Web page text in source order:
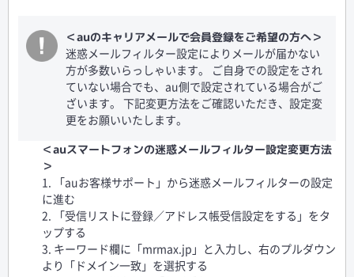
＜auのキャリアメールで会員登録をご希望の方へ＞
迷惑メールフィルター設定によりメールが届かない
方が多数いらっしゃいます。 ご自身での設定をされ
ていない場合でも、au側で設定されている場合がご
ざいます。 下記変更方法をご確認いただき、設定変
更をお願いいたします。
＜auスマートフォンの迷惑メールフィルター設定変更方法
＞
1. 「auお客様サポート」から迷惑メールフィルターの設定
に進む
2. 「受信リストに登録／アドレス帳受信設定をする」をタ
ップする
3. キーワード欄に「mrmax.jp」と入力し、右のプルダウン
より「ドメイン一致」を選択する